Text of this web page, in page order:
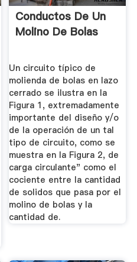
Conductos De Un
Molino De Bolas
Un circuito típico de
molienda de bolas en lazo
cerrado se ilustra en la
Figura 1, extremadamente
importante del diseño y/o
de la operación de un tal
tipo de circuito, como se
muestra en la Figura 2, de
carga circulante" como el
cociente entre la cantidad
de solidos que pasa por el
molino de bolas y la
cantidad de.